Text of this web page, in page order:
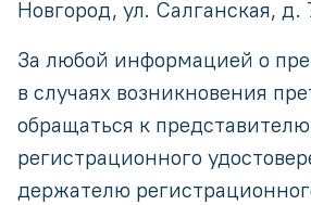
Новгород, ул. Салганская, д.
За любой информацией о
в случаях возникновения
обращаться к
регистрационного
держателю